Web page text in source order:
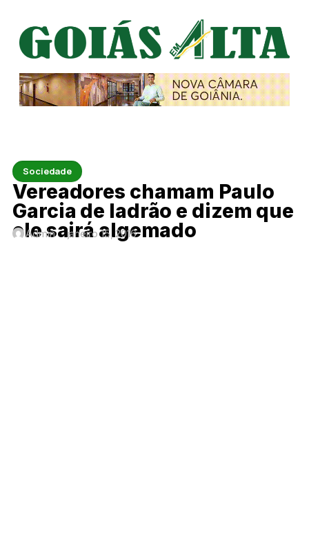
Sociedade
Vereadores chamam Paulo
Garcia de ladrão e dizem que
ele sairá algemado
Admin janeiro 15, 2016